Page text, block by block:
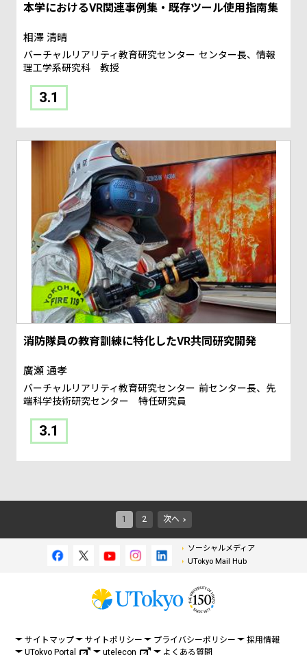
本学におけるVR関連事例集・既存ツール使用指南集
相澤 清晴
バーチャルリアリティ教育研究センター センター長、情報
理工学系研究科 教授
3.1
消防隊員の教育訓練に特化したVR共同研究開発
廣瀬 通孝
バーチャルリアリティ教育研究センター 前センター長、先
端科学技術研究センター 特任研究員
3.1
1 2 次へ
ソーシャルメディア
UTokyo Mail Hub
サイトマップ サイトポリシー プライバシーポリシー
採用情報
UTokyo Portal
utelecon よくある質問